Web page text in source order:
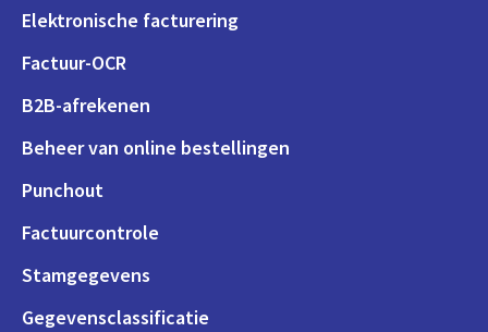
Elektronische facturering
Factuur-OCR
B2B-afrekenen
Beheer van online bestellingen
Punchout
Factuurcontrole
Stamgegevens
Gegevensclassificatie